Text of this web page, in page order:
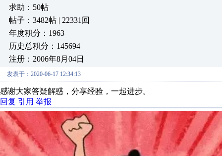
求助：50帖
帖子：3482帖 | 22331回
年度积分：1963
历史总积分：145694
注册：2006年8月04日
发表于：2020-06-17 12:34:13
感谢大家答疑解惑，分享经验，一起进步。
回复 引用 举报